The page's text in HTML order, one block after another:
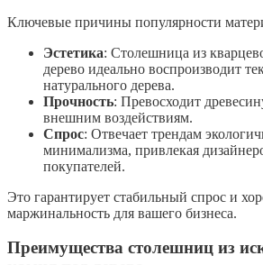
Ключевые причины популярности
Эстетика: Столешница из
дерево идеально воспроизводит
натурального дерева.
Прочность: Превосходит
внешним воздействиям.
Спрос: Отвечает трендам
минимализма, привлекая
покупателей.
Это гарантирует стабильный спрос и
маржинальность для вашего бизнеса.
Преимущества столешниц из